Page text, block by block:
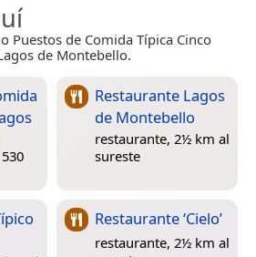
Puestos de Comida Típica Cinco
de Montebello.
Restaurante Lagos
de Montebello
restaurante, 2½ km al
sureste
Restaurante ‘Cielo’
restaurante, 2½ km al